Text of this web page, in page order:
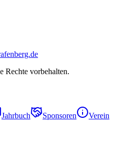
Rechte vorbehalten.
Jahrbuch Sponsoren Verein